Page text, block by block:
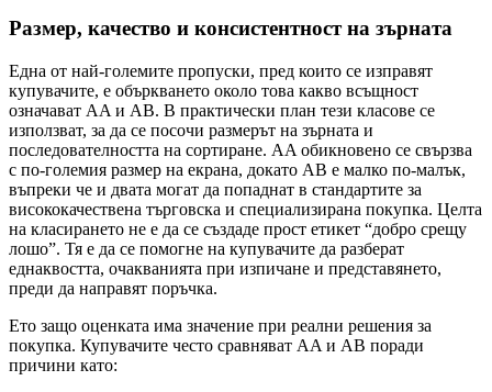
Размер, качество и консистентност на зърната
Една от най-големите пропуски, пред които се изправят
купувачите, е объркването около това какво всъщност
означават AA и AB. В практически план тези класове се
използват, за да се посочи размерът на зърната и
последователността на сортиране. AA обикновено се свързва
с по-големия размер на екрана, докато AB е малко по-малък,
въпреки че и двата могат да попаднат в стандартите за
висококачествена търговска и специализирана покупка. Целта
на класирането не е да се създаде прост етикет “добро срещу
лошо”. Тя е да се помогне на купувачите да разберат
еднаквостта, очакванията при изпичане и представянето,
преди да направят поръчка.
Ето защо оценката има значение при реални решения за
покупка. Купувачите често сравняват AA и AB поради
причини като: